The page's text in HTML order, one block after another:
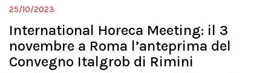
25/10/2023
International Horeca Meeting: il 3
novembre a Roma l’anteprima del
Convegno Italgrob di Rimini